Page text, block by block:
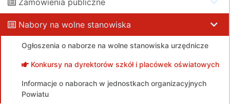
Zamówienia publiczne
Nabory na wolne stanowiska
Ogłoszenia o naborze na wolne stanowiska urzędnicze
Konkursy na dyrektorów szkół i placówek oświatowych
Informacje o naborach w jednostkach organizacyjnych
Powiatu